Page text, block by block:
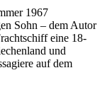
1967
Sohn – dem Autor
eine 18-
und
auf dem